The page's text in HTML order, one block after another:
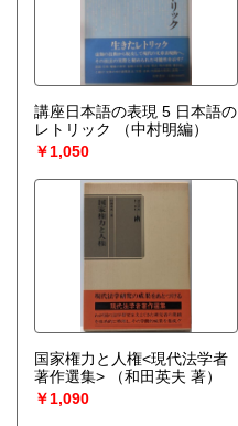
講座日本語の表現 5 日本語の
レトリック
（中村明編）
￥1,050
国家権力と人権<現代法学者
著作選集>
（和田英夫 著）
￥1,090